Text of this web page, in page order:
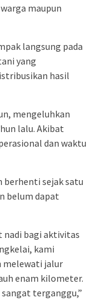
maupun
langsung pada
yang
hasil
mengeluhkan
lalu. Akibat
dan waktu
berhenti sejak satu
belum dapat
nadi bagi aktivitas
kami
melewati jalur
enam kilometer.
terganggu,”